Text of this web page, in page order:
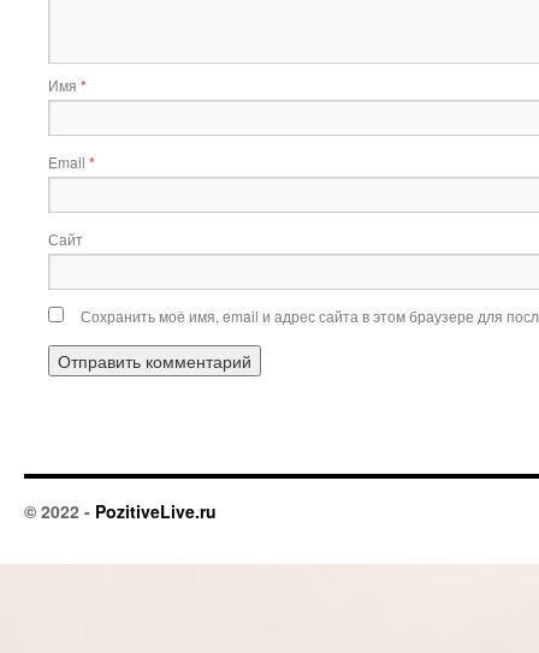
Имя *
Email *
Сайт
Сохранить моё имя, email и адрес сайта в этом браузере для
© 2022 - PozitiveLive.ru